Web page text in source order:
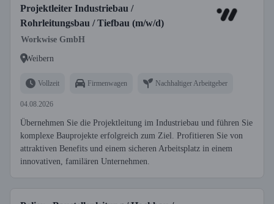
Projektleiter Industriebau /
Rohrleitungsbau / Tiefbau (m/w/d)
Workwise GmbH
Weibern
Vollzeit Firmenwagen Nachhaltiger Arbeitgeber
04.08.2026
Übernehmen Sie die Projektleitung im Industriebau und führen Sie
komplexe Bauprojekte erfolgreich zum Ziel. Profitieren Sie von
attraktiven Benefits und einem sicheren Arbeitsplatz in einem
innovativen, familären Unternehmen.